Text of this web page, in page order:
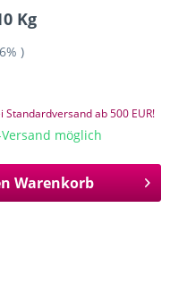
Kg
)
ab 500 EUR!
möglich
Warenkorb